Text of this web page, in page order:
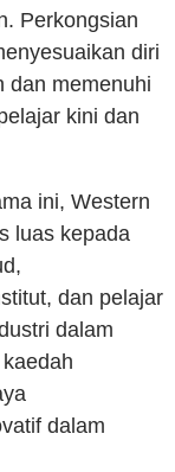
Perkongsian
diri
dan memenuhi
kini dan
ini, Western
luas kepada
dan pelajar
dalam
dalam